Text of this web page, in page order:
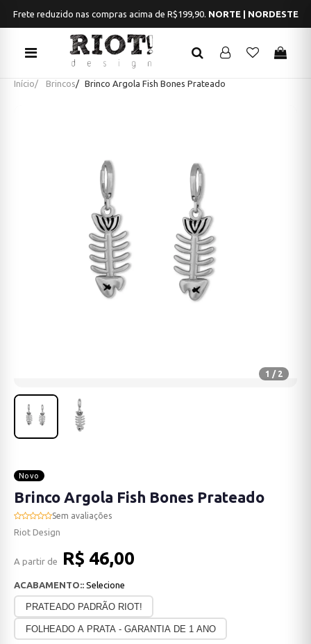
Frete reduzido nas compras acima de R$199,90. NORTE | NORDESTE
Início Brincos Brinco Argola Fish Bones Prateado
1 / 2
Novo
Brinco Argola Fish Bones Prateado
Sem avaliações
Riot Design
A partir de R$ 46,00
ACABAMENTO:: Selecione
PRATEADO PADRÃO RIOT!
FOLHEADO A PRATA - GARANTIA DE 1 ANO